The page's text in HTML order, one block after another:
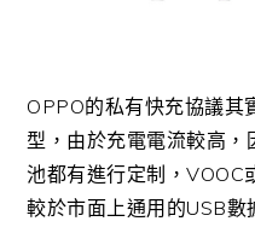
OPPO的私有快充協議其
型，由於充電電流較高
池都有進行定制，VOOC
較於市面上通用的USB